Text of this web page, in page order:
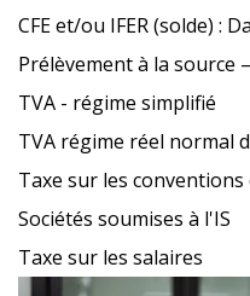
CFE et/ou IFER (solde) :
Prélèvement à la source
TVA - régime simplifié
TVA régime réel normal
Taxe sur les conventions
Sociétés soumises à l'IS
Taxe sur les salaires